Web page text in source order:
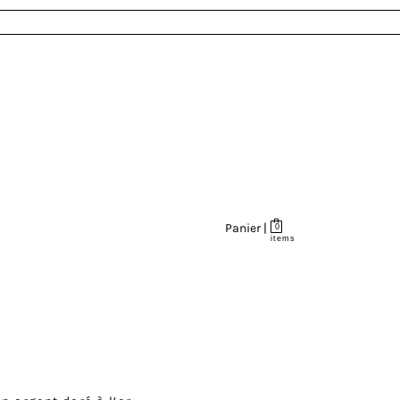
0
items
Panier |